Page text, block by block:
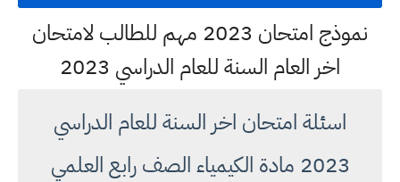
نموذج امتحان 2023 مهم للطالب لامتحان
اخر العام السنة للعام الدراسي 2023
اسئلة امتحان اخر السنة للعام الدراسي
2023 مادة الكيمياء الصف رابع العلمي